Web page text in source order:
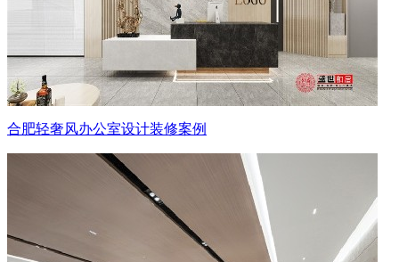
合肥轻奢风办公室设计装修案例